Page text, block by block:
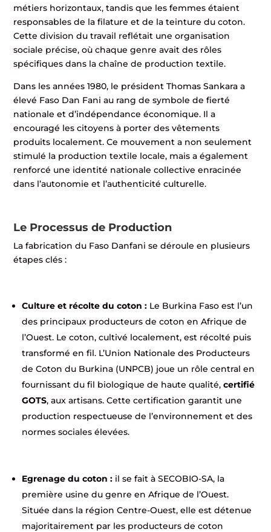
métiers horizontaux, tandis que les femmes étaient
responsables de la filature et de la teinture du coton.
Cette division du travail reflétait une organisation
sociale précise, où chaque genre avait des rôles
spécifiques dans la chaîne de production textile.
Dans les années 1980, le président Thomas Sankara a
élevé Faso Dan Fani au rang de symbole de fierté
nationale et d’indépendance économique. Il a
encouragé les citoyens à porter des vêtements
produits localement. Ce mouvement a non seulement
stimulé la production textile locale, mais a également
renforcé une identité nationale collective enracinée
dans l’autonomie et l’authenticité culturelle.
Le Processus de Production
La fabrication du Faso Danfani se déroule en plusieurs
étapes clés :
Culture et récolte du coton : Le Burkina Faso est l’un
des principaux producteurs de coton en Afrique de
l’Ouest. Le coton, cultivé localement, est récolté puis
transformé en fil. L’Union Nationale des Producteurs
de Coton du Burkina (UNPCB) joue un rôle central en
fournissant du fil biologique de haute qualité,certifié
GOTS, aux artisans. Cette certification garantit une
production respectueuse de l’environnement et des
normes sociales élevées.
Egrenage du coton : il se fait à SECOBIO-SA, la
première usine du genre en Afrique de l’Ouest.
Située dans la région Centre-Ouest, elle est détenue
majoritairement par les producteurs de coton